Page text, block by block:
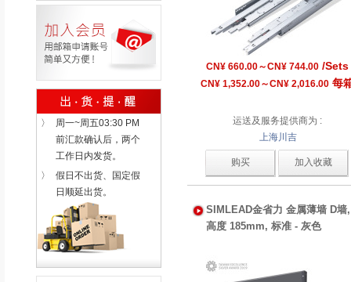
〉
周一~周五03:30 PM
前汇款确认后，两个
工作日内发货。
〉
假日不出货、国定假
日顺延出货。
CN¥ 660.00～CN¥ 744.00 /Sets
CN¥ 1,352.00～CN¥ 2,016.00 每
运送及服务提供商为 :
上海川吉
购买 加入收藏
SIMLEAD金省力 金属薄墙 D墙,
高度 185mm, 标准 - 灰色